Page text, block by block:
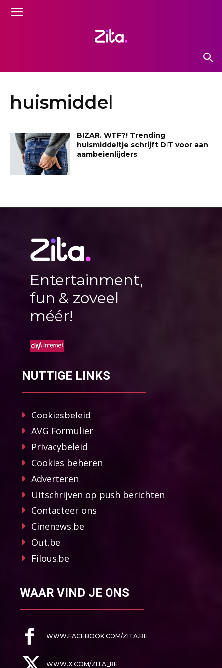
huismiddel
BIZAR. WTF?! Trending
huismiddeltje schrijft DIT voor aan
aambeienlijders
Entertainment,
fun & zoveel
méér!
NUTTIGE LINKS
Cookiesbeleid
AVG Formulier
Privacybeleid
Cookies beheren
Adverteren
Uitschrijven op push berichten
Contacteer ons
Cinenews.be
Out.be
Filous.be
WAAR VIND JE ONS
WWW.FACEBOOK.COM/ZITA.BE
WWW.X.COM/ZITA_BE